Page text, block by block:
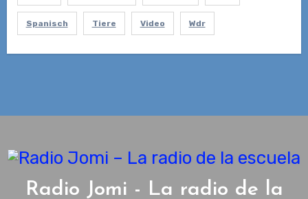
Spanisch Tiere Video Wdr
Radio Jomi - La radio de la